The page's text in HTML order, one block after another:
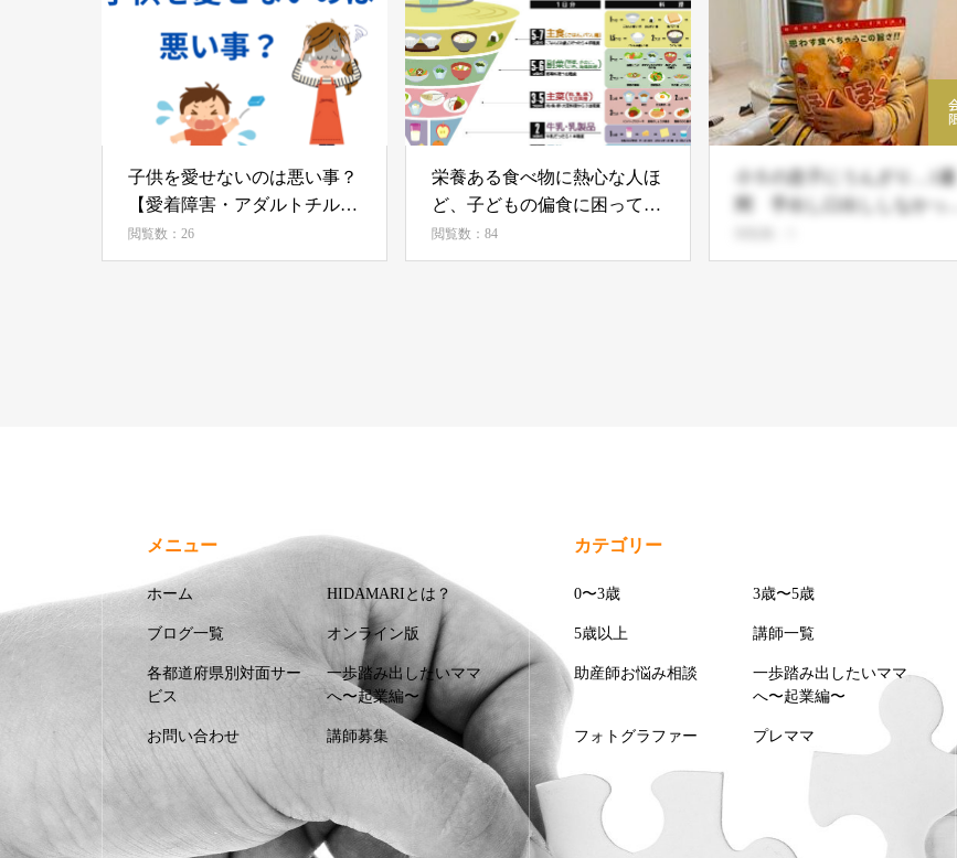
子供を愛せないのは悪い事？
【愛着障害・アダルトチルド
レンと育児】
閲覧数：26
栄養ある食べ物に熱心な人ほ
ど、子どもの偏食に困ってい
ます。
閲覧数：84
小５の息子にうんざり…1週
間 手出し口出ししなかった
メニュー
ホーム HIDAMARIとは？
ブログ一覧 オンライン版
各都道府県別対面サー
ビス
一歩踏み出したいママ
へ〜起業編〜
お問い合わせ 講師募集
カテゴリー
0〜3歳 3歳〜5歳
5歳以上 講師一覧
助産師お悩み相談
一歩踏み出したいママ
へ〜起業編〜
フォトグラファー プレママ